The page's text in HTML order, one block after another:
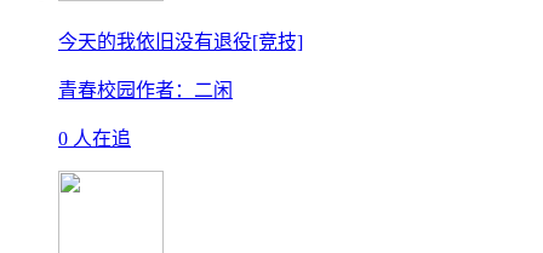
今天的我依旧没有退役[竞技]
青春校园作者：二闲
0 人在追